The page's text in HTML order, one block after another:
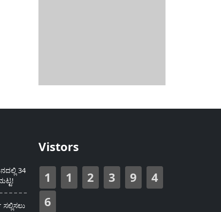
34
Vistors
1
1 2 3 9
4
6